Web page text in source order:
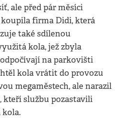
ale před pár měsíci
firma Didi, která
také sdílenou
kola, jež zbyla
na parkovišti
kola vrátit do provozu
megaměstech, ale narazil
službu pozastavili